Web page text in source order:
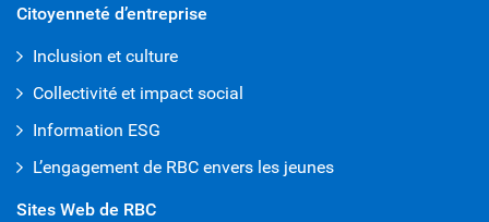
Citoyenneté d’entreprise
Inclusion et culture
Collectivité et impact social
Information ESG
L’engagement de RBC envers les jeunes
Sites Web de RBC